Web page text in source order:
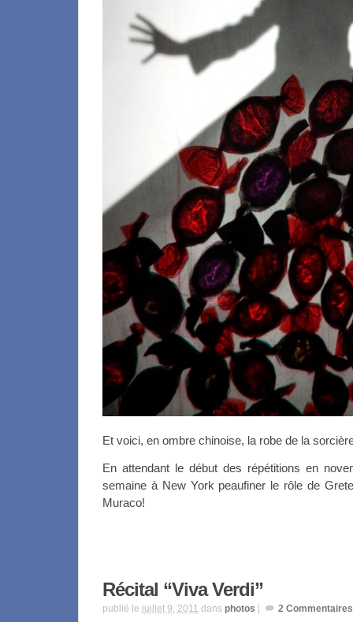
Et voici, en ombre chinoise, la robe de la
En attendant le début des répétitions en
semaine à New York peaufiner le rôle de
Muraco!
Récital “Viva Verdi”
publié le juillet 9, 2011 dans photos 2 Commentaires